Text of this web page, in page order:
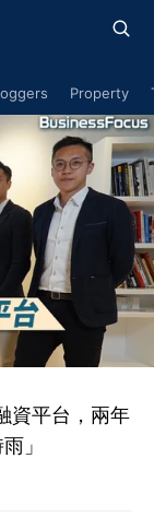
Property
資平台，兩年
」